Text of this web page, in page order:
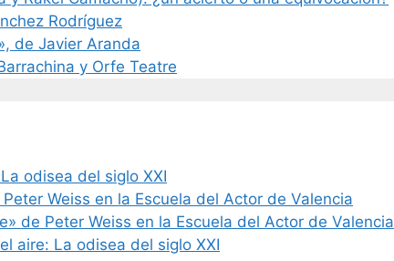
Rodríguez
de Javier Aranda
y Orfe Teatre
odisea del siglo XXI
Weiss en la Escuela del Actor de Valencia
de Peter Weiss en la Escuela del Actor de Valencia
aire: La odisea del siglo XXI